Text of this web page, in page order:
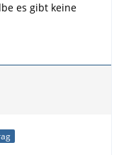
es gibt keine